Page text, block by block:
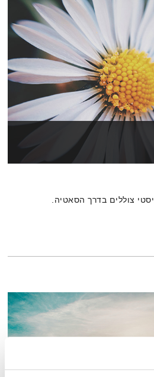
צוללים בדרך הסאטיה.